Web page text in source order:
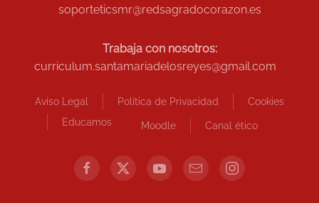
soporteticsmr@redsagradocorazon.es
Trabaja con nosotros:
curriculum.santamariadelosreyes@gmail.com
Aviso Legal Política de Privacidad
Cookies
Educamos
Moodle Canal ético